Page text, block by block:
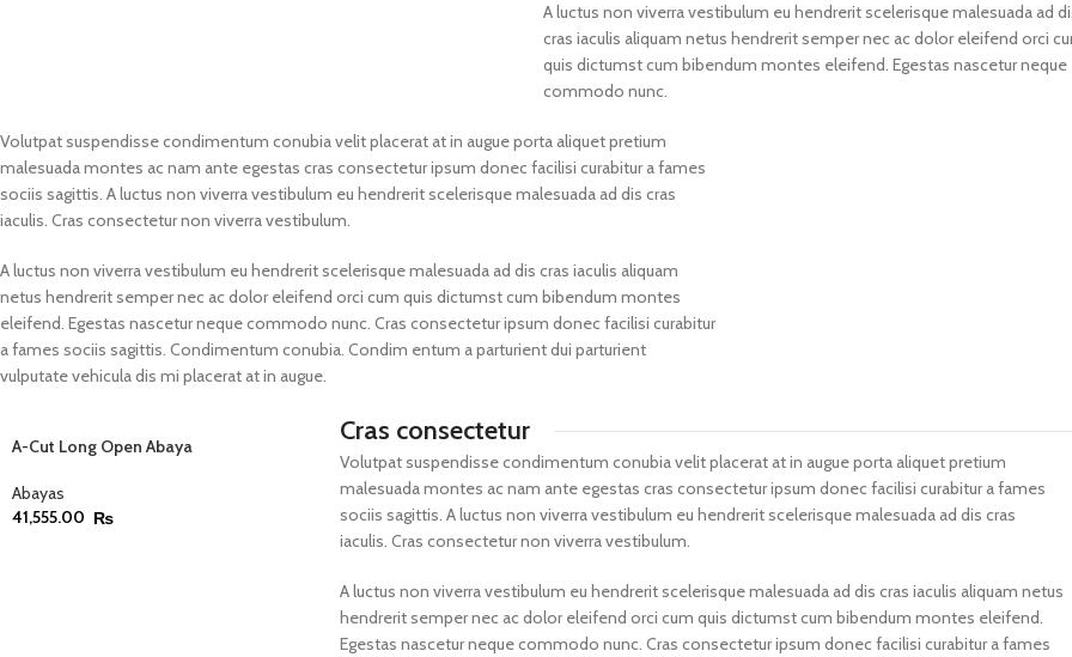
A luctus non viverra vestibulum eu hendrerit scelerisque malesuada ad
cras iaculis aliquam netus hendrerit semper nec ac dolor eleifend orci
quis dictumst cum bibendum montes eleifend. Egestas nascetur neque
commodo nunc.
Volutpat suspendisse condimentum conubia velit placerat at in augue porta aliquet pretium
malesuada montes ac nam ante egestas cras consectetur ipsum donec facilisi curabitur a fames
sociis sagittis. A luctus non viverra vestibulum eu hendrerit scelerisque malesuada ad dis cras
iaculis. Cras consectetur non viverra vestibulum.
A luctus non viverra vestibulum eu hendrerit scelerisque malesuada ad dis cras iaculis aliquam
netus hendrerit semper nec ac dolor eleifend orci cum quis dictumst cum bibendum montes
eleifend. Egestas nascetur neque commodo nunc. Cras consectetur ipsum donec facilisi curabitur
a fames sociis sagittis. Condimentum conubia. Condim entum a parturient dui parturient
vulputate vehicula dis mi placerat at in augue.
A-Cut Long Open Abaya
Abayas
41,555.00 ₨
Cras consectetur
Volutpat suspendisse condimentum conubia velit placerat at in augue porta aliquet pretium
malesuada montes ac nam ante egestas cras consectetur ipsum donec facilisi curabitur a fames
sociis sagittis. A luctus non viverra vestibulum eu hendrerit scelerisque malesuada ad dis cras
iaculis. Cras consectetur non viverra vestibulum.
A luctus non viverra vestibulum eu hendrerit scelerisque malesuada ad dis cras iaculis aliquam netus
hendrerit semper nec ac dolor eleifend orci cum quis dictumst cum bibendum montes eleifend.
Egestas nascetur neque commodo nunc. Cras consectetur ipsum donec facilisi curabitur a fames